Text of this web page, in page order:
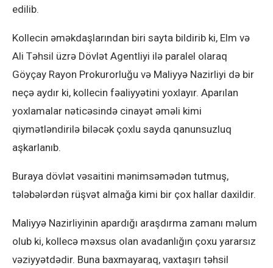
edilib.
Kollecin əməkdaşlarından biri sayta bildirib ki, Elm və
Ali Təhsil üzrə Dövlət Agentliyi ilə paralel olaraq
Göyçay Rayon Prokurorluğu və Maliyyə Nazirliyi də bir
neçə aydır ki, kollecin fəaliyyətini yoxlayır. Aparılan
yoxlamalar nəticəsində cinayət əməli kimi
qiymətləndirilə biləcək çoxlu sayda qanunsuzluq
aşkarlanıb.
Buraya dövlət vəsaitini mənimsəmədən tutmuş,
tələbələrdən rüşvət almağa kimi bir çox hallar daxildir.
Maliyyə Nazirliyinin apardığı araşdırma zamanı məlum
olub ki, kollecə məxsus olan avadanlığın çoxu yararsız
vəziyyətdədir. Buna baxmayaraq, vaxtaşırı təhsil